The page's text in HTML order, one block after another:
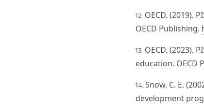
OECD. (2019).
OECD Publishing.
OECD. (2023).
education. OECD
Snow, C. E.
development